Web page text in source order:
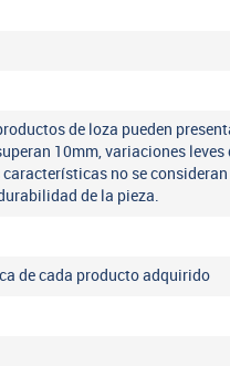
de loza pueden
10mm, variaciones leves
no se
de la pieza.
de cada producto adquirido